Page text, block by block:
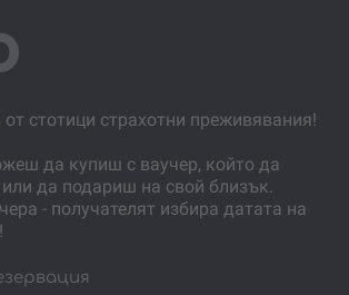
стотици страхотни преживявания!
да купиш с ваучер, който да
да подариш на свой близък.
- получателят избира датата на